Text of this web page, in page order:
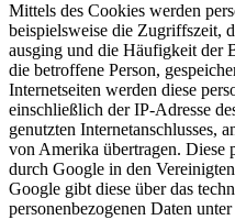
Mittels des Cookies werden
beispielsweise die Zugriffszeit,
ausging und die Häufigkeit der
die betroffene Person,
Internetseiten werden diese
einschließlich der IP-Adresse
genutzten Internetanschlusses,
von Amerika übertragen. Diese
durch Google in den
Google gibt diese über das
personenbezogenen Daten